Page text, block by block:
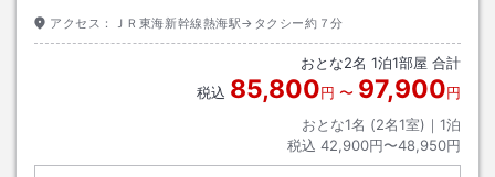
アクセス： ＪＲ東海新幹線熱海駅→タクシー約７分
おとな2名 1泊1部屋 合計
税込 85,800円 〜 97,900円
おとな1名 (2名1室)｜ 1泊
税込 42,900円〜48,950円